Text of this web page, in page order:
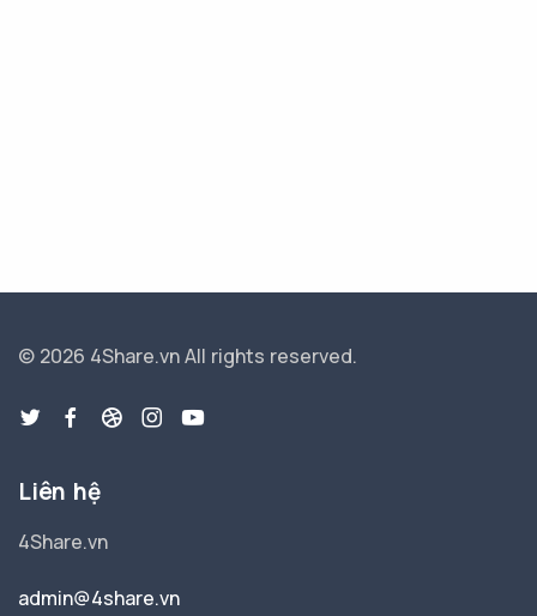
© 2026 4Share.vnAll rights reserved.
Liên hệ
4Share.vn
admin@4share.vn